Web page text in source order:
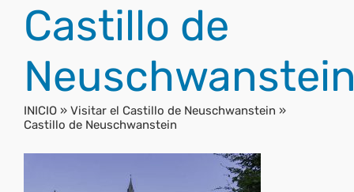
Castillo de
INICIO » Visitar el Castillo de Neuschwanstein »
Castillo de Neuschwanstein